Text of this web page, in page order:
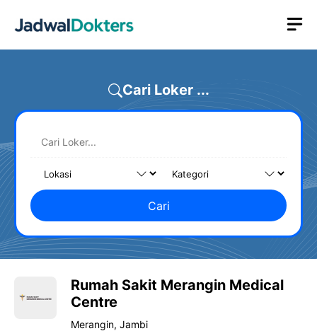
Cari Loker ...
Cari
Rumah Sakit Merangin Medical
Centre
Merangin, Jambi